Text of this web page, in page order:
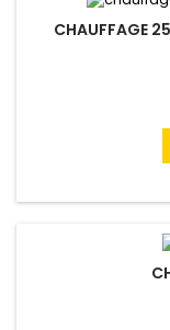
CHAUFFAGE